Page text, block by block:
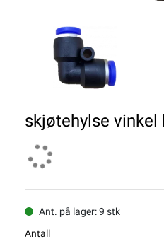
skjøtehylse
Ant. på lager: 9 stk
Antall